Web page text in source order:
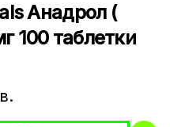
Анадрол (
100 таблетки